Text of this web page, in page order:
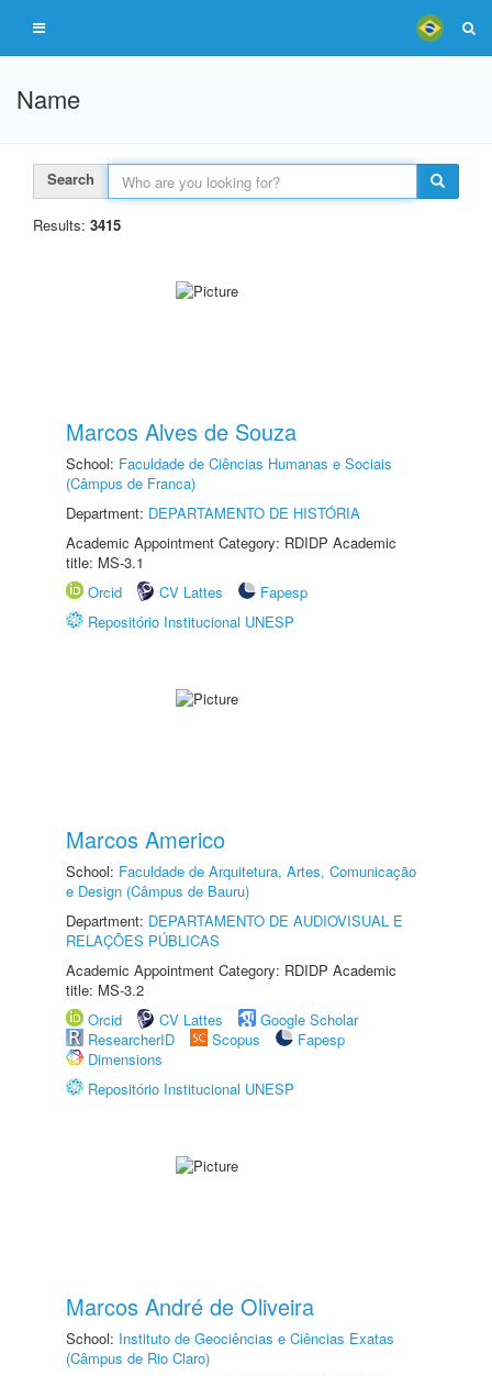
Name
Search
Results: 3415
Marcos Alves de Souza
School: Faculdade de Ciências Humanas e Sociais
(Câmpus de Franca)
Department: DEPARTAMENTO DE HISTÓRIA
Academic Appointment Category: RDIDP Academic
title: MS-3.1
Orcid
CV Lattes
Fapesp
Repositório Institucional UNESP
Marcos Americo
School: Faculdade de Arquitetura, Artes, Comunicação
e Design (Câmpus de Bauru)
Department: DEPARTAMENTO DE AUDIOVISUAL E
RELAÇÕES PÚBLICAS
Academic Appointment Category: RDIDP Academic
title: MS-3.2
Orcid
CV Lattes
Google Scholar
ResearcherID
Scopus
Fapesp
Dimensions
Repositório Institucional UNESP
Marcos André de Oliveira
School: Instituto de Geociências e Ciências Exatas
(Câmpus de Rio Claro)